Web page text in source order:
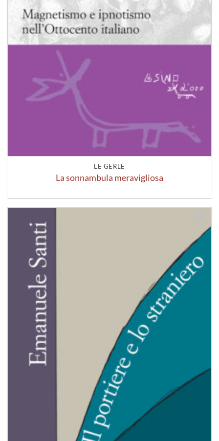
LE GERLE
La sonnambula meravigliosa
Aggiungi
alla lista
dei
desideri